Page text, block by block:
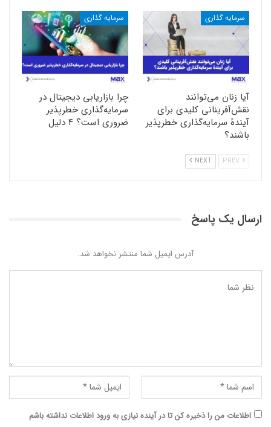
سرمایه گذاری
آیا زنان می‌توانند
نقش‌آفرینانی کلیدی برای
آیندهٔ سرمایه‌گذاری خطرپذیر
باشند؟
سرمایه گذاری
چرا بازاریابی دیجیتال در
سرمایه‌گذاری خطرپذیر
ضروری است؟ ۴ دلیل
NEXT
ارسال یک پاسخ
آدرس ایمیل شما منتشر نخواهد شد.
اطلاعات من را ذخیره کن تا در آینده نیازی به ورود اطلاعات نداشته باشم